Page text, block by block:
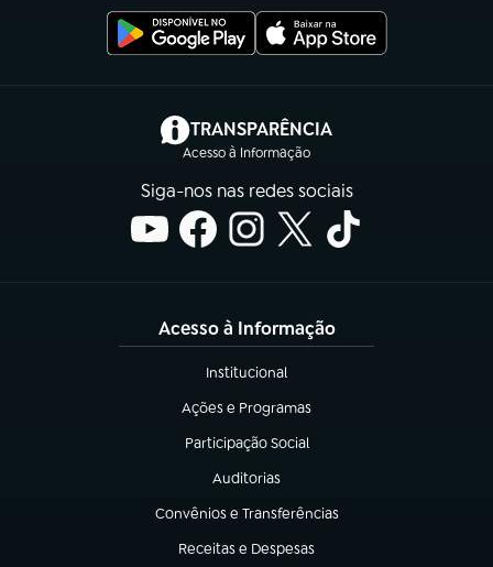
TRANSPARÊNCIA
Acesso à Informação
(abre em nova aba)
Siga-nos nas redes sociais
Acesso à Informação
Institucional
(abre em nova aba)
Ações e Programas
(abre em nova aba)
Participação Social
(abre em nova aba)
Auditorias
(abre em nova aba)
Convênios e Transferências
(abre em nova aba)
Receitas e Despesas
(abre em nova aba)